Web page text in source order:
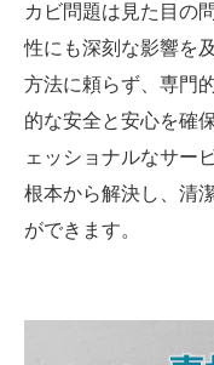
カビ問題は見た目の
性にも深刻な影響を
方法に頼らず、専門
的な安全と安心を確
ェッショナルなサー
根本から解決し、清
ができます。